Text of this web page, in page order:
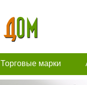
Торговые марки